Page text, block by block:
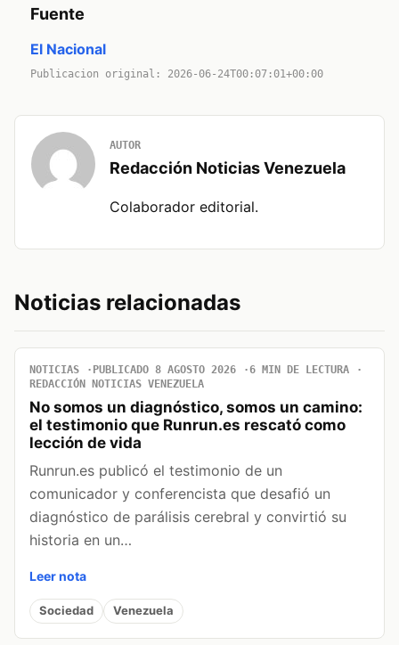
Fuente
El Nacional
Publicacion original: 2026-06-24T00:07:01+00:00
AUTOR
Redacción Noticias Venezuela
Colaborador editorial.
Noticias relacionadas
NOTICIAS PUBLICADO 8 AGOSTO 2026
6 MIN DE LECTURA
REDACCIÓN NOTICIAS VENEZUELA
No somos un diagnóstico, somos un camino:
el testimonio que Runrun.es rescató como
lección de vida
Runrun.es publicó el testimonio de un
comunicador y conferencista que desafió un
diagnóstico de parálisis cerebral y convirtió su
historia en un…
Leer nota
Sociedad Venezuela